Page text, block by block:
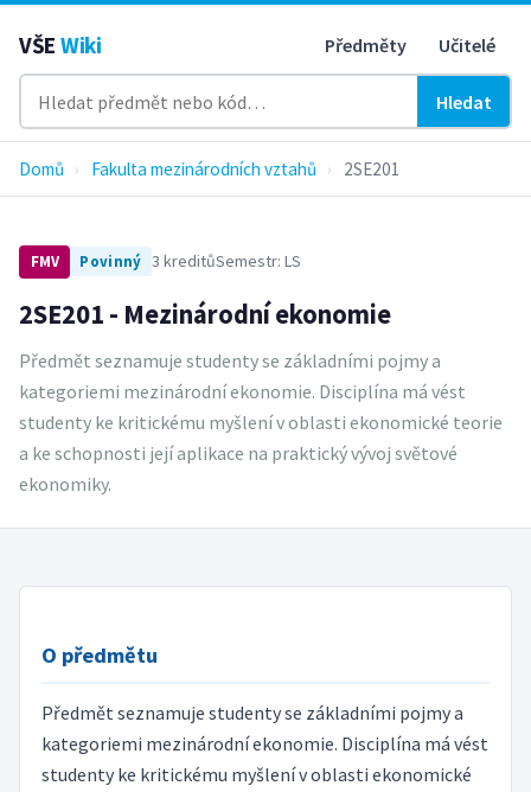
VŠE Wiki Předměty Učitelé
Hledat
Domů › Fakulta mezinárodních vztahů › 2SE201
FMV Povinný 3 kreditůSemestr: LS
2SE201 - Mezinárodní ekonomie
Předmět seznamuje studenty se základními pojmy a
kategoriemi mezinárodní ekonomie. Disciplína má vést
studenty ke kritickému myšlení v oblasti ekonomické teorie
a ke schopnosti její aplikace na praktický vývoj světové
ekonomiky.
O předmětu
Předmět seznamuje studenty se základními pojmy a
kategoriemi mezinárodní ekonomie. Disciplína má vést
studenty ke kritickému myšlení v oblasti ekonomické